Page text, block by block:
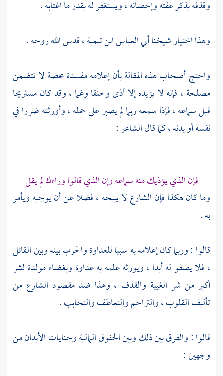
وقذفه بذكر عفته وإحصانه ، ويستغفر له بقدر ما اغتابه .
وهذا اختيار شيخناأبي العباس ابن تيمية، قدس الله روحه .
واحتج أصحاب هذه المقالة بأن إعلامه مفسدة محضة لا تتضمن
مصلحة ، فإنه لا يزيده إلا أذى وحنقا وغما ، وقد كان مستريحا
قبل سماعه ، فإذا سمعه ربما لم يصبر على حمله ، وأورثته ضررا في
نفسه أو بدنه ، كما قال الشاعر :
فإن الذي يؤذيك منه سماعه وإن الذي قالوا وراءك لم يقل
وما كان هكذا فإن الشارع لا يبيحه ، فضلا عن أن يوجبه ويأمر
به .
قالوا : وربما كان إعلامه به سببا للعداوة والحرب بينه وبين القائل
، فلا يصفو له أبدا ، ويورثه علمه به عداوة وبغضاء مولدة لشر
أكبر من شر الغيبة والقذف ، وهذا ضد مقصود الشارع من
تأليف القلوب ، والتراحم والتعاطف والتحابب .
قالوا : والفرق بين ذلك وبين الحقوق المالية وجنايات الأبدان من
وجهين :